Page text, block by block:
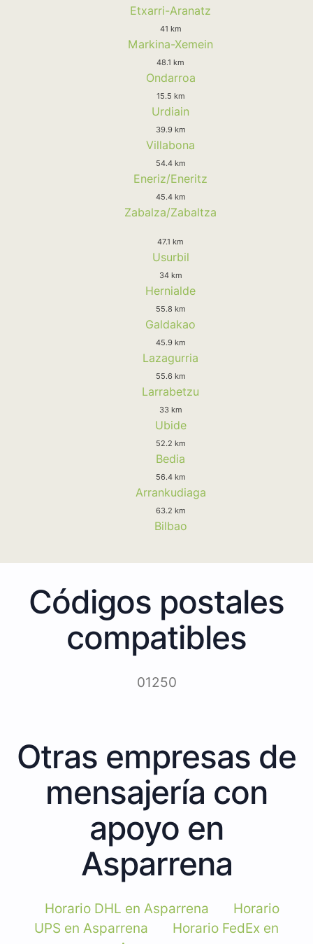
Etxarri-Aranatz
41 km
Markina-Xemein
48.1 km
Ondarroa
15.5 km
Urdiain
39.9 km
Villabona
54.4 km
Eneriz/Eneritz
45.4 km
Zabalza/Zabaltza
47.1 km
Usurbil
34 km
Hernialde
55.8 km
Galdakao
45.9 km
Lazagurria
55.6 km
Larrabetzu
33 km
Ubide
52.2 km
Bedia
56.4 km
Arrankudiaga
63.2 km
Bilbao
Códigos postales
compatibles
01250
Otras empresas de
mensajería con
apoyo en
Asparrena
Horario DHL en Asparrena
Horario
UPS en Asparrena
Horario FedEx en